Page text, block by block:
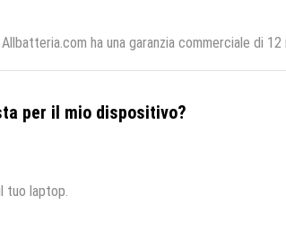
ha una garanzia commerciale di
per il mio dispositivo?
tuo laptop.